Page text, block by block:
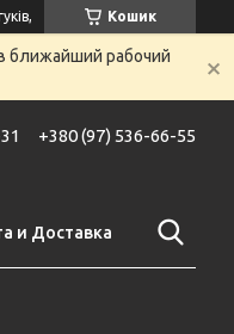
Кошик
ближайший рабочий
+380 (97) 536-66-55
и Доставка